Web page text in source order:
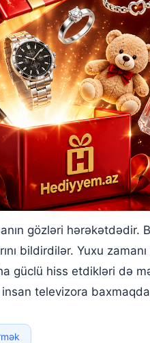
gözləri
bildirdilər. Yuxu
güclü hiss etdikləri də
televizora